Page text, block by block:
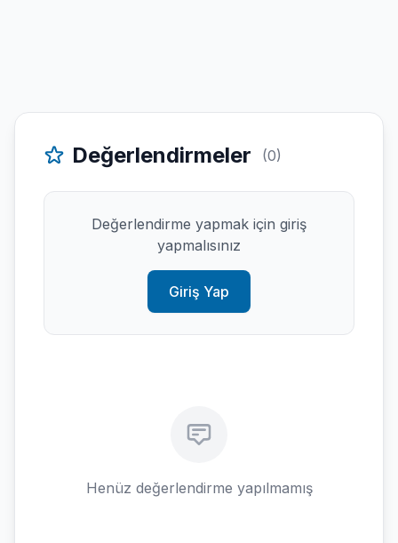
Değerlendirmeler (0)
Değerlendirme yapmak için giriş
yapmalısınız
Giriş Yap
Henüz değerlendirme yapılmamış